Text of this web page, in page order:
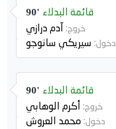
90' قائمة البدلاء
خروج:آدم درازي
دخول: سيريكي سانوجو
90' قائمة البدلاء
خروج: أكرم الوهابي
دخول: محمد العروش